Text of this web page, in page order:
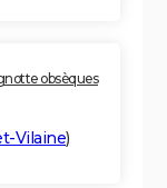
obsèques
Vilaine)